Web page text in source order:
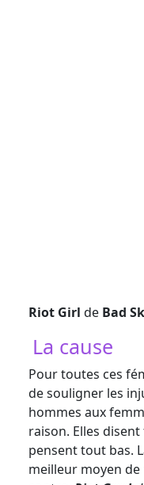
Riot Girl de Bad
La cause
Pour toutes ces
de souligner les
hommes aux
raison. Elles
pensent tout bas.
meilleur moyen